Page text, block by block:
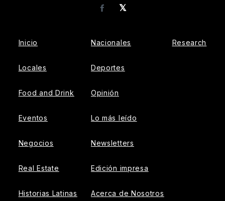
𝕏
Facebook
Inicio
Locales
Food and Drink
Eventos
Negocios
Real Estate
Historias Latinas
Nacionales
Deportes
Opinión
Lo más leído
Newsletters
Edición impresa
Acerca de Nosotros
Research